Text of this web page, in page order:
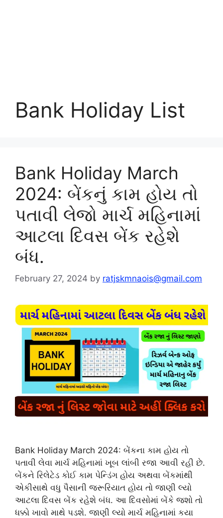
Bank Holiday List
Bank Holiday March
2024: બેંકનું કામ હોય તો
પતાવી લેજો માર્ચ મહિનામાં
આટલા દિવસ બેંક રહેશે
બંધ.
February 27, 2024 by ratjskmnaois@gmail.com
Bank Holiday March 2024: બેંકના કામ હોય તો
પતાવી લેવા માર્ચ મહિનામાં ખૂબ લાંબી રજા આવી રહી છે.
બેંકને રિલેટેડ કોઈ કામ પેન્ડિંગ હોય અથવા બેંકમાંથી
એકીસાથે વધુ પૈસાની જરૂરિયાત હોય તો જાણી લ્યો
આટલા દિવસ બેંક રહેશે બંધ. આ દિવસોમાં બેંકે જશો તો
ધક્કો ખાવો માથે પડશે. જાણી લ્યો માર્ચ મહિનામાં કયા